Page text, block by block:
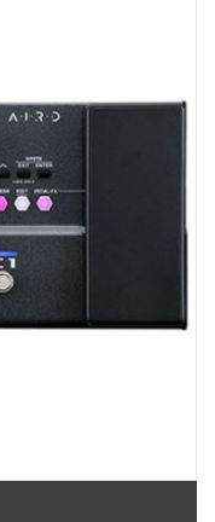
Mall, 101 Tôn Dật Tiên,
Tân Bình, Hồ Chí Minh
Quận 3, Hồ Chí Minh
Quận Tân Phú, Hồ Chí Minh
Nẵng, Thanh Khê, Đà Nẵng